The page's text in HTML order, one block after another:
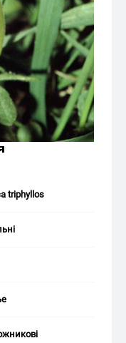
triphyllos